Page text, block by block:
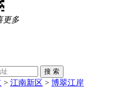
更多
> 江南新区 > 博翠江岸